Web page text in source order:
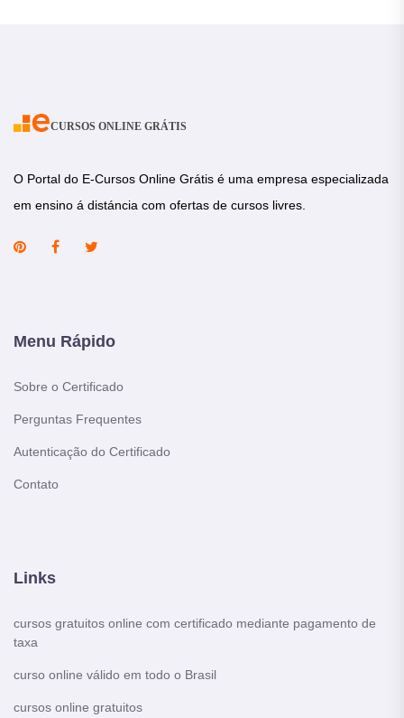
CURSOS ONLINE GRÁTIS
O Portal do E-Cursos Online Grátis é uma empresa especializada
em ensino á distáncia com ofertas de cursos livres.
Menu Rápido
Sobre o Certificado
Perguntas Frequentes
Autenticação do Certificado
Contato
Links
cursos gratuitos online com certificado mediante pagamento de
taxa
curso online válido em todo o Brasil
cursos online gratuitos